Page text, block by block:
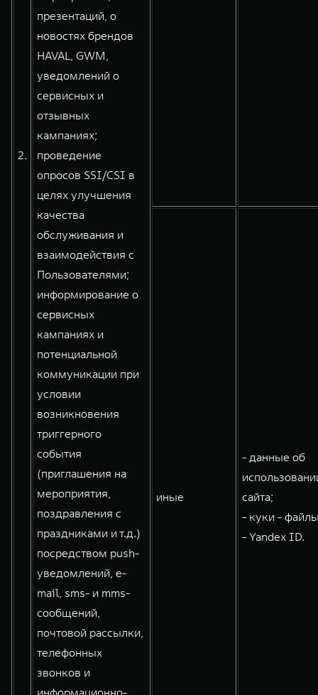
2.
презентаций, о
новостях брендов
HAVAL, GWM,
уведомлений о
сервисных и
отзывных
кампаниях;
проведение
опросов SSI/CSI в
целях улучшения
качества
обслуживания и
взаимодействия с
Пользователями;
информирование о
сервисных
кампаниях и
потенциальной
коммуникации при
условии
возникновения
триггерного
события
(приглашения на
мероприятия,
поздравления с
праздниками и т.д.)
посредством push-
уведомлений, e-
mail, sms- и mms-
сообщений,
почтовой рассылки,
телефонных
звонков и
информационно-
иные
- данные об
сайта;
- куки -
- Yandex ID.